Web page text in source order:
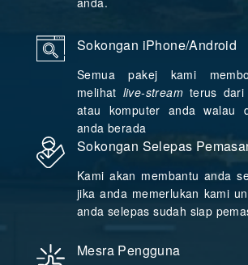
Sokongan iPhone/Android
Semua pakej kami
melihat live-stream terus
atau komputer anda walau
anda berada
Sokongan Selepas
Kami akan membantu anda
jika anda memerlukan kami
anda selepas sudah siap
Mesra Pengguna